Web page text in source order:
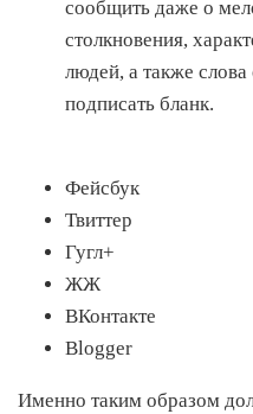
сообщить даже о
столкновения,
людей, а также
подписать бланк.
Фейсбук
Твиттер
Гугл+
ЖЖ
ВКонтакте
Blogger
Именно таким образом